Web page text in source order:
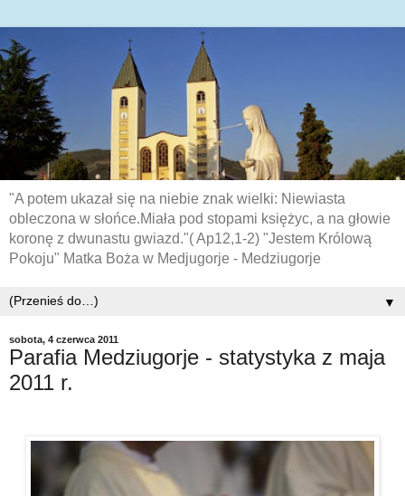
"A potem ukazał się na niebie znak wielki: Niewiasta
obleczona w słońce.Miała pod stopami księżyc, a na głowie
koronę z dwunastu gwiazd."( Ap12,1-2) "Jestem Królową
Pokoju" Matka Boża w Medjugorje - Medziugorje
▼
sobota, 4 czerwca 2011
Parafia Medziugorje - statystyka z maja
2011 r.